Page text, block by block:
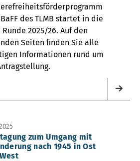
des TLMB startet in die
Runde 2025/26. Auf den
Seiten finden Sie alle
Informationen rund um
zum Umgang mit
nach 1945 in Ost